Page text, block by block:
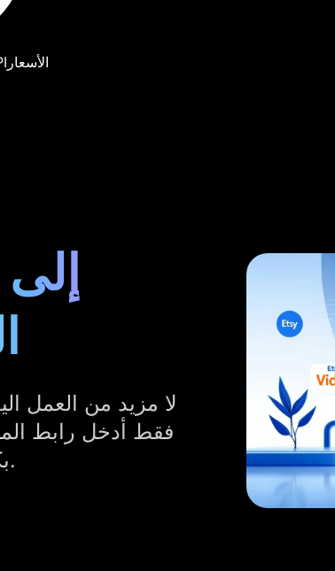
الأسعار
لا مزيد من العمل
الخاص بـ TopView بكل شيء من أجلك.